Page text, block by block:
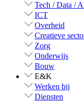
Tech / Data /
ICT
Overheid
Creatieve
Zorg
Onderwijs
Bouw
E&K
Werken bij
Diensten